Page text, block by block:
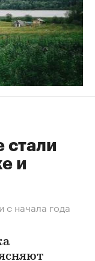
стали
и
с начала года